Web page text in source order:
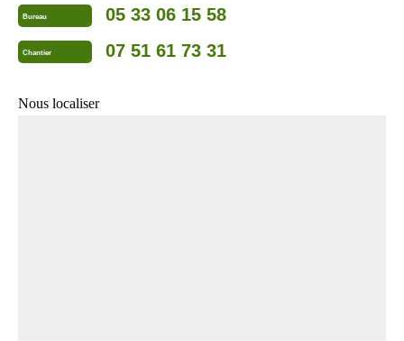
Bureau 05 33 06 15 58
Chantier 07 51 61 73 31
Nous localiser